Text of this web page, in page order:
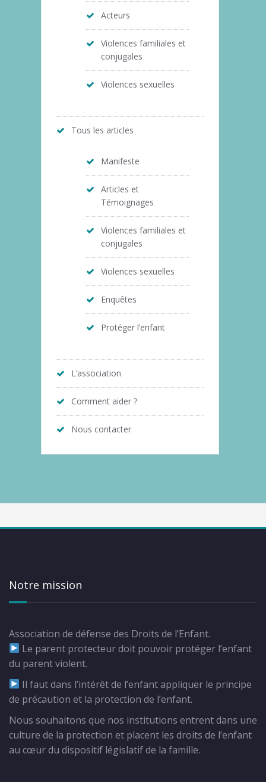
Acteurs
Violences familiales et
conjugales
Violences sexuelles
Tous les articles
Manifeste
Articles et
Témoignages
Violences familiales et
conjugales
Violences sexuelles
Enquêtes
Protéger l’enfant
L’association
Comment aider ?
Nous contacter
Notre mission
Association de défense des Droits de l’Enfant.
Le parent protecteur doit pouvoir protéger l’enfant
du parent violent.
Il faut dans l’intérêt de l’enfant appliquer le principe
de précaution et la protection de l’enfant.
Nous souhaitons que nos institutions entrent dans une
culture de la protection et placent les droits de l’enfant
au cœur du dispositif législatif de la famille.